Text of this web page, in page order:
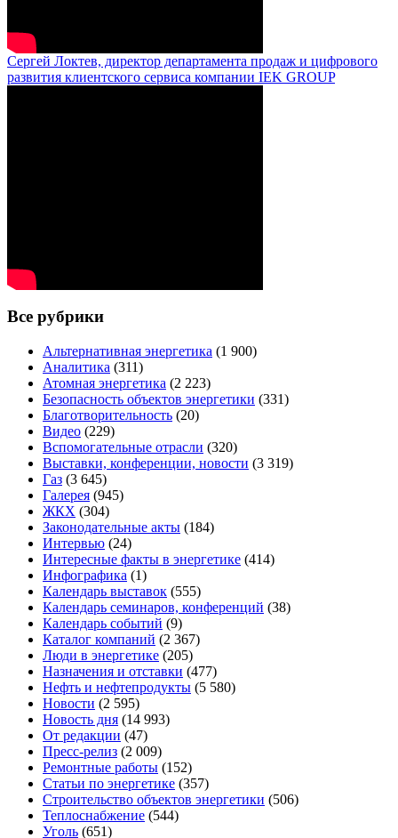
Сергей Локтев, директор департамента продаж и цифрового
развития клиентского сервиса компании IEK GROUP
Все рубрики
Альтернативная энергетика (1 900)
Аналитика (311)
Атомная энергетика (2 223)
Безопасность объектов энергетики (331)
Благотворительность (20)
Видео (229)
Вспомогательные отрасли (320)
Выставки, конференции, новости (3 319)
Газ (3 645)
Галерея (945)
ЖКХ (304)
Законодательные акты (184)
Интервью (24)
Интересные факты в энергетике (414)
Инфографика (1)
Календарь выставок (555)
Календарь семинаров, конференций (38)
Календарь событий (9)
Каталог компаний (2 367)
Люди в энергетике (205)
Назначения и отставки (477)
Нефть и нефтепродукты (5 580)
Новости (2 595)
Новость дня (14 993)
От редакции (47)
Пресс-релиз (2 009)
Ремонтные работы (152)
Статьи по энергетике (357)
Строительство объектов энергетики (506)
Теплоснабжение (544)
Уголь (651)